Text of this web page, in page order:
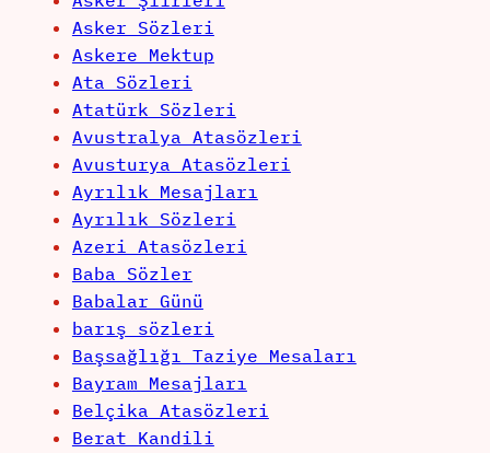
Asker Sözleri
Askere Mektup
Ata Sözleri
Atatürk Sözleri
Avustralya Atasözleri
Avusturya Atasözleri
Ayrılık Mesajları
Ayrılık Sözleri
Azeri Atasözleri
Baba Sözler
Babalar Günü
barış sözleri
Başsağlığı Taziye Mesaları
Bayram Mesajları
Belçika Atasözleri
Berat Kandili